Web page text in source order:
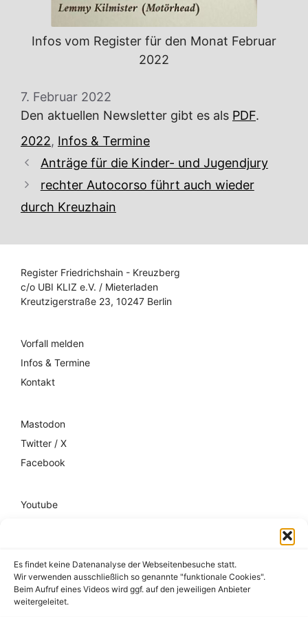
Es findet keine Datenanalyse der Webseitenbesuche statt.
Wir verwenden ausschließlich so genannte "funktionale Cookies".
Beim Aufruf eines Videos wird ggf. auf den jeweiligen Anbieter
weitergeleitet.
Infos vom Register für den Monat Februar
2022
7. Februar 2022
Den aktuellen Newsletter gibt es als PDF.
Kategorien
2022, Infos & Termine
Anträge für die Kinder- und Jugendjury
rechter Autocorso führt auch wieder
durch Kreuzhain
Register Friedrichshain - Kreuzberg
c/o UBI KLIZ e.V. / Mieterladen
Kreutzigerstraße 23, 10247 Berlin
Vorfall melden
Infos & Termine
Kontakt
Mastodon
Twitter / X
Facebook
Youtube
Impressum
Datenschutz